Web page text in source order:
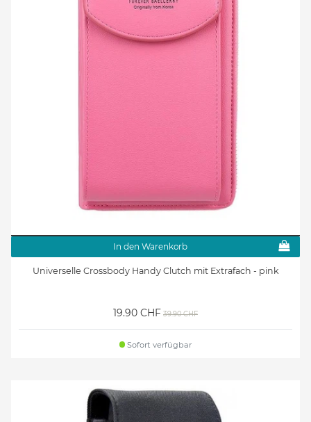
In den Warenkorb
Universelle Crossbody Handy Clutch mit Extrafach - pink
19.90 CHF 39.90 CHF
Sofort verfügbar